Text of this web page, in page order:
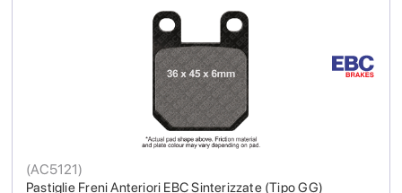
Pastiglie Freni Anteriori EBC Sinterizzate (Tipo GG)
(AC5121)